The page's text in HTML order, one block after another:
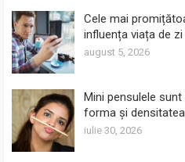
Cele mai
influența viața de
august 5, 2026
Mini pensulele
forma și
iulie 30, 2026